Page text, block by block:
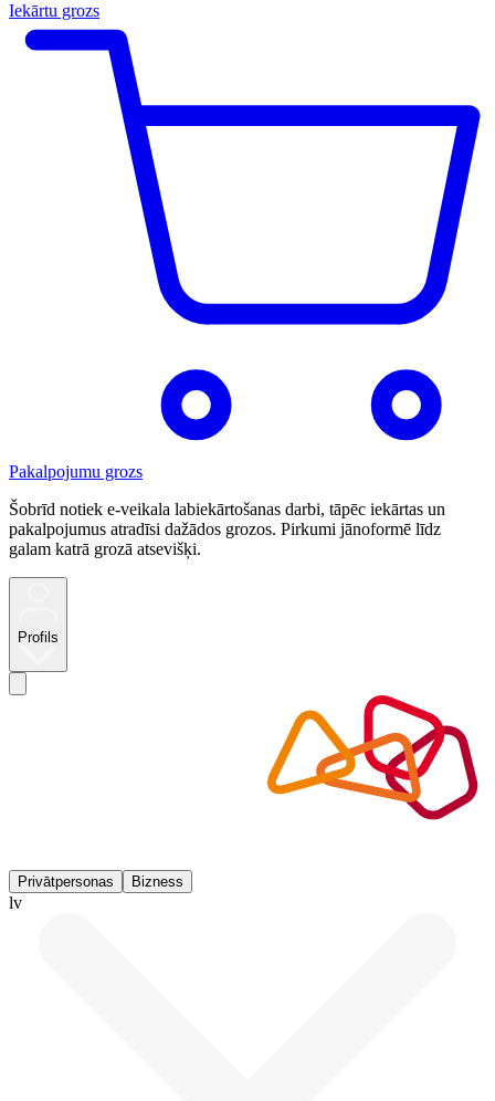
Iekārtu grozs
Pakalpojumu grozs
Šobrīd notiek e-veikala labiekārtošanas darbi, tāpēc iekārtas un
pakalpojumus atradīsi dažādos grozos. Pirkumi jānoformē līdz
galam katrā grozā atsevišķi.
Profils
Privātpersonas Bizness
lv